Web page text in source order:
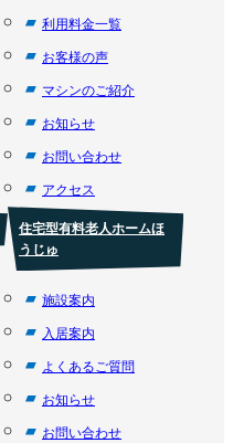
利用料金一覧
お客様の声
マシンのご紹介
お知らせ
お問い合わせ
アクセス
住宅型有料老人ホームほ
うじゅ
施設案内
入居案内
よくあるご質問
お知らせ
お問い合わせ